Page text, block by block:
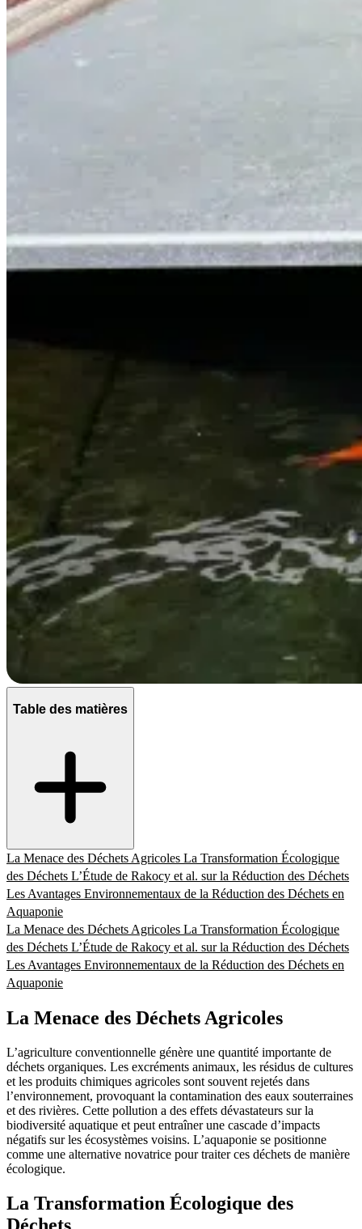
Table des matières
La Menace des Déchets Agricoles La Transformation Écologique
des Déchets L’Étude de Rakocy et al. sur la Réduction des Déchets
Les Avantages Environnementaux de la Réduction des Déchets en
Aquaponie
La Menace des Déchets Agricoles La Transformation Écologique
des Déchets L’Étude de Rakocy et al. sur la Réduction des Déchets
Les Avantages Environnementaux de la Réduction des Déchets en
Aquaponie
La Menace des Déchets Agricoles
L’agriculture conventionnelle génère une quantité importante de
déchets organiques. Les excréments animaux, les résidus de cultures
et les produits chimiques agricoles sont souvent rejetés dans
l’environnement, provoquant la contamination des eaux souterraines
et des rivières. Cette pollution a des effets dévastateurs sur la
biodiversité aquatique et peut entraîner une cascade d’impacts
négatifs sur les écosystèmes voisins. L’aquaponie se positionne
comme une alternative novatrice pour traiter ces déchets de manière
écologique.
La Transformation Écologique des